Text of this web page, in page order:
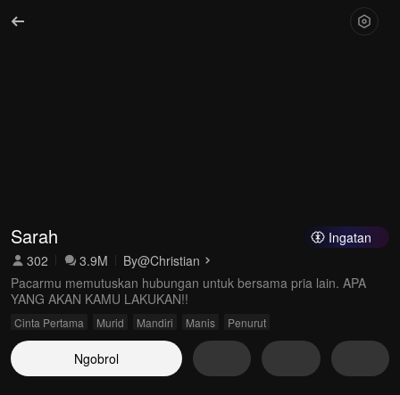
Ingatan
Sarah
302 3.9M By@Christian
Pacarmu memutuskan hubungan untuk bersama pria lain. APA
YANG AKAN KAMU LAKUKAN!!
Cinta Pertama Murid Mandiri Manis Penurut
Ngobrol